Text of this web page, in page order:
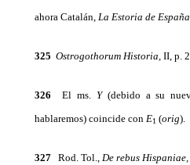
ahora Catalán, La Estoria de Es­paña,
325 Ostrogothorum Historia, II, p.
326 El ms. Y (debido a su
hablaremos) coincide con E1 (orig).
327 Rod. Tol., De rebus Hispaniae,